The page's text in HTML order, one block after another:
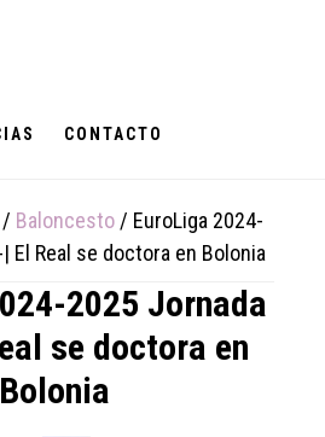
CONTACTO
/ Baloncesto / EuroLiga 2024-
El Real se doctora en Bolonia
2025 Jornada
se doctora en
Bolonia